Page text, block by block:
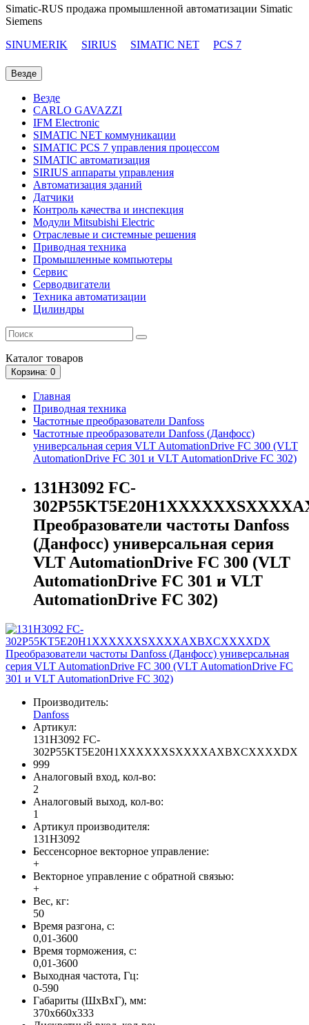
Simatic-RUS продажа промышленной автоматизации Simatic
Siemens
SINUMERIK
SIRIUS SIMATIC NET PCS 7
Везде
Везде
CARLO GAVAZZI
IFM Electronic
SIMATIC NET коммуникации
SIMATIC PCS 7 управления процессом
SIMATIC автоматизация
SIRIUS аппараты управления
Автоматизация зданий
Датчики
Контроль качества и инспекция
Модули Mitsubishi Electric
Отраслевые и системные решения
Приводная техника
Промышленные компьютеры
Сервис
Серводвигатели
Техника автоматизации
Цилиндры
Каталог товаров
Корзина: 0
Главная
Приводная техника
Частотные преобразователи Danfoss
Частотные преобразователи Danfoss (Данфосс)
универсальная серия VLT AutomationDrive FC 300 (VLT
AutomationDrive FC 301 и VLT AutomationDrive FC 302)
131H3092 FC-
Преобразователи частоты Danfoss
(Данфосс) универсальная серия
VLT AutomationDrive FC 300 (VLT
AutomationDrive FC 301 и VLT
AutomationDrive FC 302)
Производитель:
Danfoss
Артикул:
131H3092 FC-
302P55KT5E20H1XXXXXXSXXXXAXBXCXXXXDX
999
Аналоговый вход, кол-во:
2
Аналоговый выход, кол-во:
1
Артикул производителя:
131H3092
Бессенсорное векторное управление:
+
Векторное управление с обратной связью:
+
Вес, кг:
50
Время разгона, с:
0,01-3600
Время торможения, с:
0,01-3600
Выходная частота, Гц:
0-590
Габариты (ШхВхГ), мм:
370х660х333